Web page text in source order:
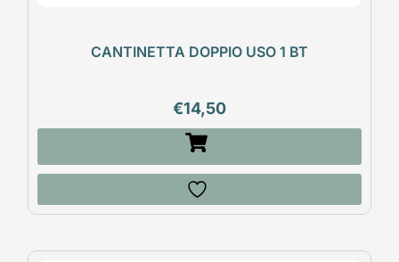
CANTINETTA DOPPIO USO 1 BT
€14,50